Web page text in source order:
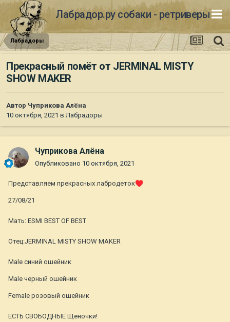
Лабрадор.ру собаки - ретриверы
Лабрадоры
Прекрасный помёт от JERMINAL MISTY
SHOW MAKER
Автор Чуприкова Алёна
10 октября, 2021 вЛабрадоры
Чуприкова Алёна
Опубликовано 10 октября, 2021
Представляем прекрасных лабродеток♥️
27/08/21
Мать: ESMI BEST OF BEST
Отец:JERMINAL MISTY SHOW MAKER
Male синий ошейник
Male черный ошейник
Female розовый ошейник
ЕСТЬ СВОБОДНЫЕ Щеночки!